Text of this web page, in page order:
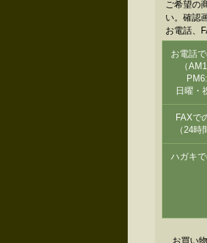
ご希望の
い。確認
お電話、
お電話
（
日曜・
FAXで
（24時
ハガキ
お買い